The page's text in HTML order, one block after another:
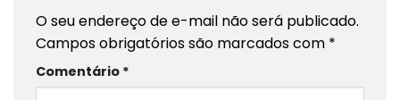
O seu endereço de e-mail não será publicado.
Campos obrigatórios são marcados com *
Comentário *